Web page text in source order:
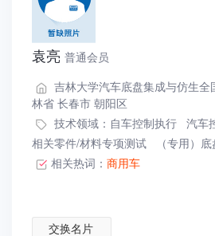
袁亮 普通会员
吉林大学汽车底盘集成与仿生全
林省 长春市 朝阳区
技术领域： 自车控制执行 汽车
相关零件/材料专项测试
（专用）
相关热词： 商用车
交换名片